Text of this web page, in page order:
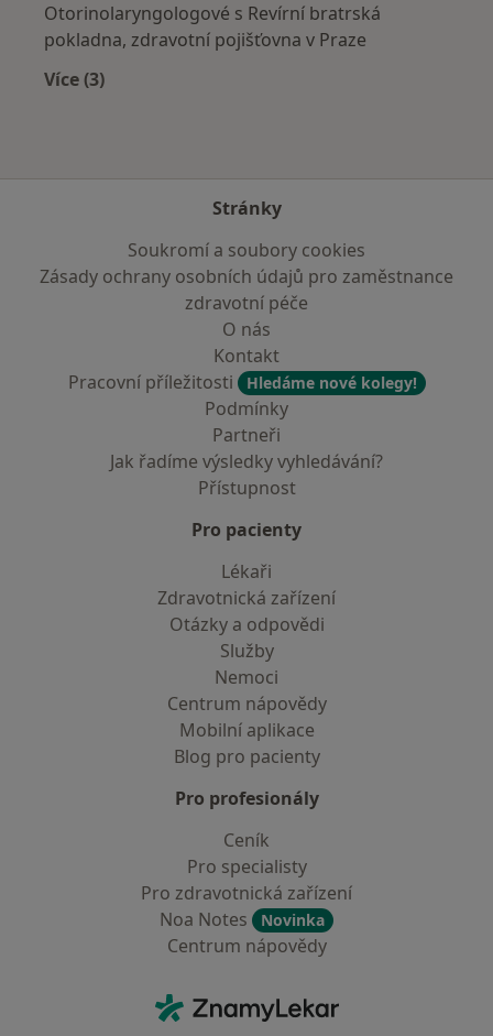
Otorinolaryngologové s Revírní bratrská
pokladna, zdravotní pojišťovna v Praze
Více (3)
Stránky
Soukromí a soubory cookies
Zásady ochrany osobních údajů pro zaměstnance
zdravotní péče
O nás
Kontakt
Pracovní příležitosti
Hledáme nové kolegy!
Podmínky
Partneři
Jak řadíme výsledky vyhledávání?
Přístupnost
Pro pacienty
Lékaři
Zdravotnická zařízení
Otázky a odpovědi
Služby
Nemoci
Centrum nápovědy
Mobilní aplikace
Blog pro pacienty
Pro profesionály
Ceník
Pro specialisty
Pro zdravotnická zařízení
Noa Notes
Novinka
Centrum nápovědy
ZnamyLekar - Hlavní stránka